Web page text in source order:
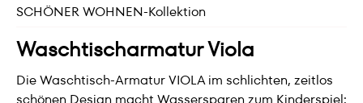
SCHÖNER WOHNEN-Kollektion
Waschtischarmatur Viola
Die Waschtisch-Armatur VIOLA im schlichten, zeitlos